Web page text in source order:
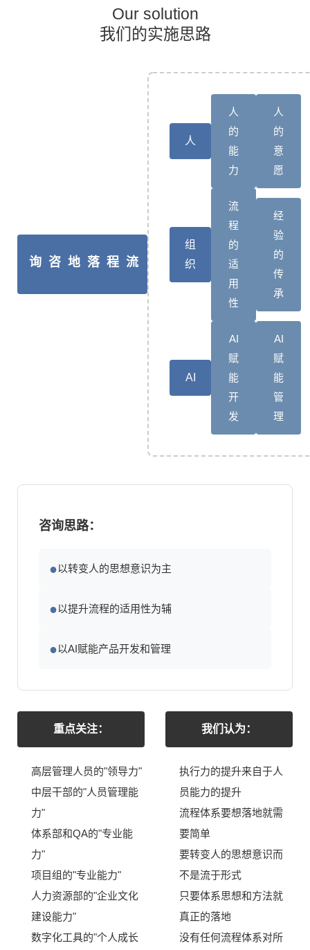
Our solution
我们的实施思路
流程落地咨询
人
人
的
能
力
人
的
意
愿
组
织
流
程
的
适
用
性
经
验
的
传
承
AI
AI
赋
能
开
发
AI
赋
能
管
理
咨询思路：
●以转变人的思想意识为主
●以提升流程的适用性为辅
●以AI赋能产品开发和管理
重点关注：
高层管理人员的"领导力"
中层干部的"人员管理能
力"
体系部和QA的"专业能
力"
项目组的"专业能力"
人力资源部的"企业文化
建设能力"
数字化工具的"个人成长
我们认为：
执行力的提升来自于人
员能力的提升
流程体系要想落地就需
要简单
要转变人的思想意识而
不是流于形式
只要体系思想和方法就
真正的落地
没有任何流程体系对所